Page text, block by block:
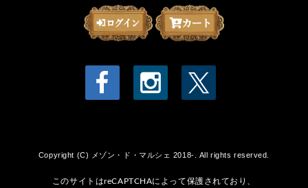
Copyright (C) メゾン・ド・マルシェ 2018-. All rights reserved.
このサイトはreCAPTCHAによって保護されており、